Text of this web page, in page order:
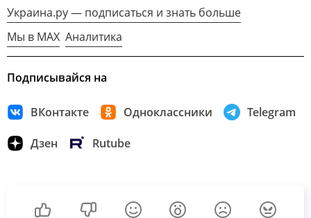
Украина.ру — подписаться и знать больше
Мы в MAX Аналитика
Подписывайся на
ВКонтакте Одноклассники Telegram
Дзен Rutube